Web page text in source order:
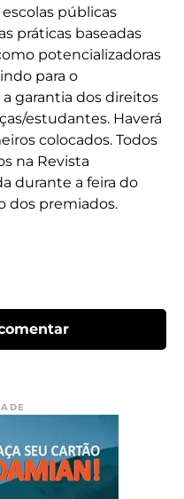
públicas
práticas baseadas
potencializadoras
para o
garantia dos direitos
estudantes. Haverá
colocados. Todos
na Revista
durante a feira do
dos premiados.